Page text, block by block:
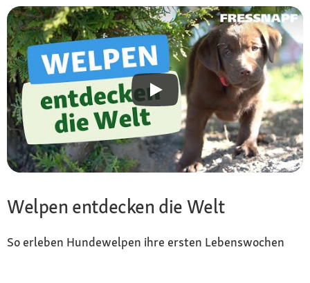
Welpen entdecken die Welt
So erleben Hundewelpen ihre ersten Lebenswochen